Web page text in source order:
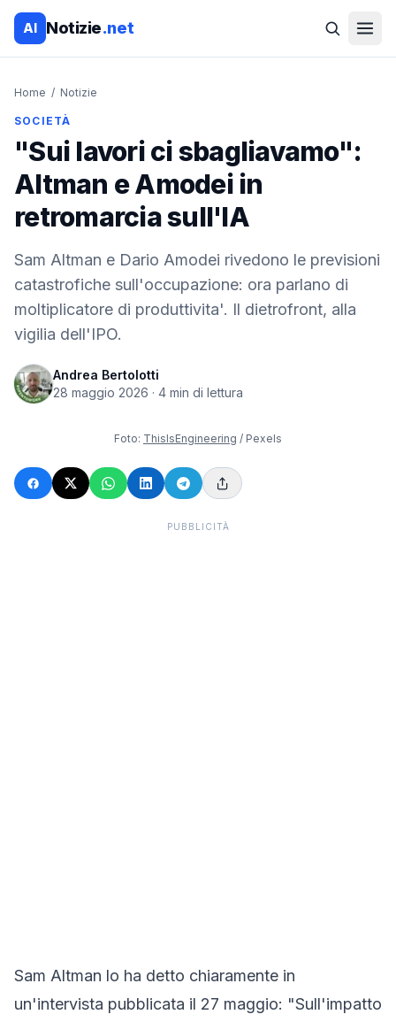
AI Notizie.net
Home / Notizie
SOCIETÀ
"Sui lavori ci sbagliavamo":
Altman e Amodei in
retromarcia sull'IA
Sam Altman e Dario Amodei rivedono le previsioni
catastrofiche sull'occupazione: ora parlano di
moltiplicatore di produttivita'. Il dietrofront, alla
vigilia dell'IPO.
Andrea Bertolotti
28 maggio 2026 · 4 min di lettura
Foto: ThisIsEngineering / Pexels
PUBBLICITÀ
Sam Altman lo ha detto chiaramente in
un'intervista pubblicata il 27 maggio: "Sull'impatto